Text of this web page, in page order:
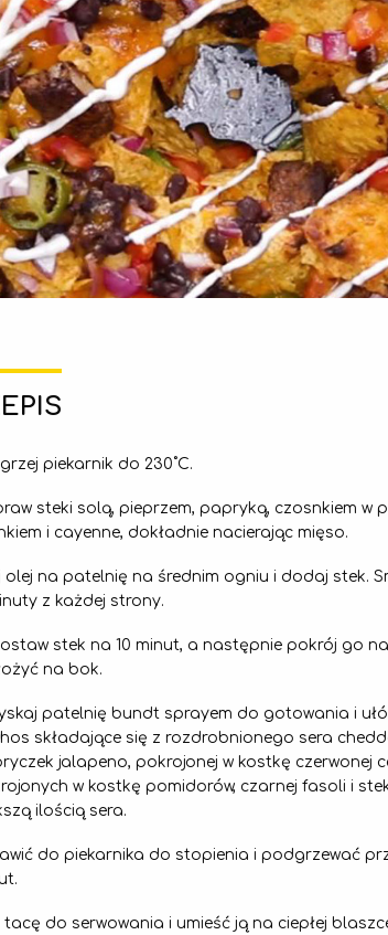
piekarnik do 230˚C.
steki solą, pieprzem, papryką, czosnkiem w
i cayenne, dokładnie nacierając mięso.
olej na patelnię na średnim ogniu i dodaj stek.
z każdej strony.
stek na 10 minut, a następnie pokrój go na
na bok.
patelnię bundt sprayem do gotowania i
składające się z rozdrobnionego sera
jalapeno, pokrojonej w kostkę czerwonej
w kostkę pomidorów, czarnej fasoli i
ilością sera.
do piekarnika do stopienia i podgrzewać
tacę do serwowania i umieść ją na ciepłej